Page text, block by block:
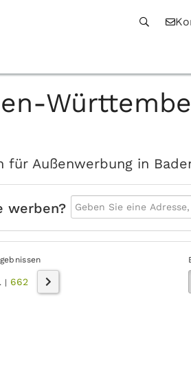
Außenwerbung in
werben?
| 662